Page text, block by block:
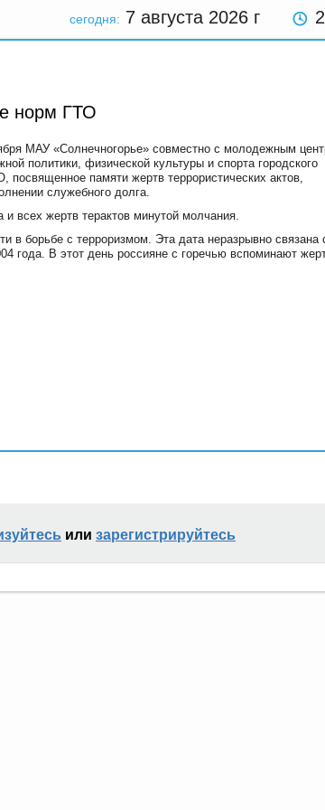
сегодня: 7 августа 2026 г
норм ГТО
МАУ «Солнечногорье» совместно с молодежным
политики, физической культуры и спорта городского
посвященное памяти жертв террористических актов,
служебного долга.
всех жертв терактов минутой молчания.
в борьбе с терроризмом. Эта дата неразрывно связана
года. В этот день россияне с горечью вспоминают
или зарегистрируйтесь